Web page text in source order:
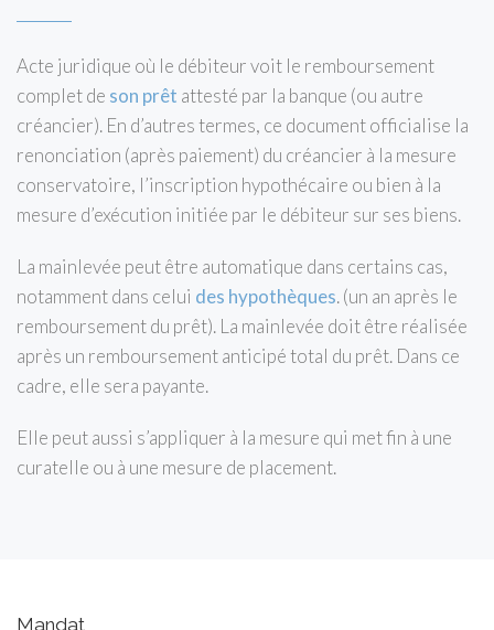
Acte juridique où le débiteur voit le remboursement
complet de son prêt attesté par la banque (ou autre
créancier). En d’autres termes, ce document officialise la
renonciation (après paiement) du créancier à la mesure
conservatoire, l’inscription hypothécaire ou bien à la
mesure d’exécution initiée par le débiteur sur ses biens.
La mainlevée peut être automatique dans certains cas,
notamment dans celui des hypothèques. (un an après le
remboursement du prêt). La mainlevée doit être réalisée
après un remboursement anticipé total du prêt. Dans ce
cadre, elle sera payante.
Elle peut aussi s’appliquer à la mesure qui met fin à une
curatelle ou à une mesure de placement.
Mandat